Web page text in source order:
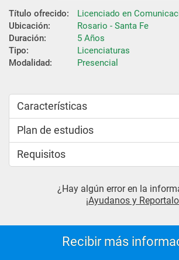
Título ofrecido:
Licenciado en
Ubicación:
Rosario - Santa Fe
Duración:
5 Años
Tipo:
Licenciaturas
Modalidad:
Presencial
Características
Plan de estudios
Requisitos
¿Hay algún error en la
¡Ayudanos y
Recibir más